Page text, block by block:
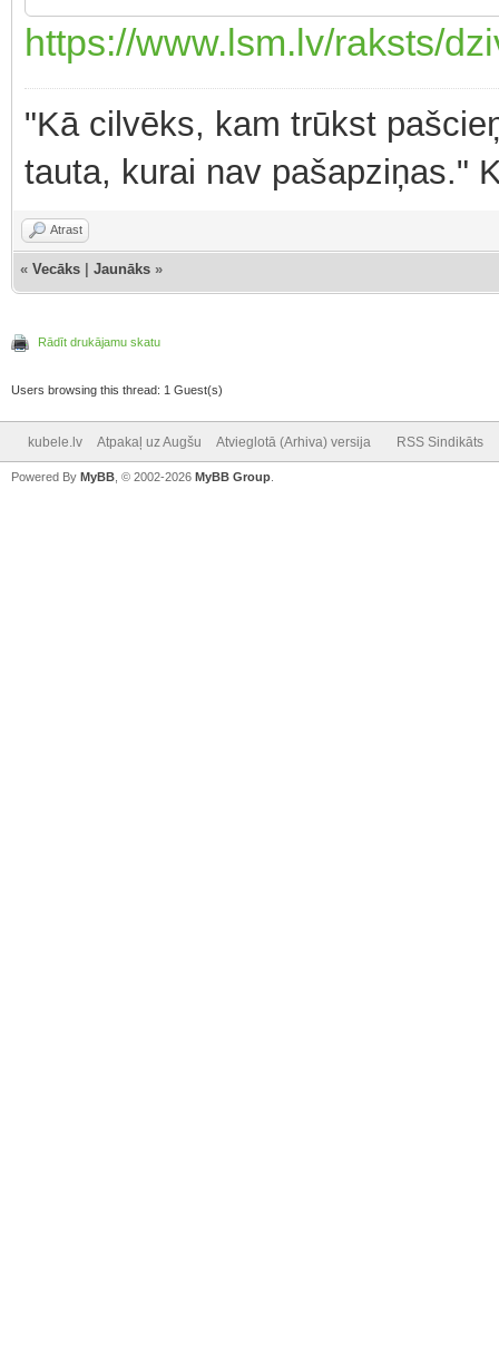
https://www.lsm.lv/raksts/
"Kā cilvēks, kam trūkst
tauta, kurai nav pašapziņas."
Atrast
« Vecāks Jaunāks »
Rādīt drukājamu skatu
Users browsing this thread: 1 Guest(s)
kubele.lv Atpakaļ uz Augšu Atvieglotā (Arhiva) versija RSS Sindikāts
Powered By MyBB , © 2002-2026 MyBB Group